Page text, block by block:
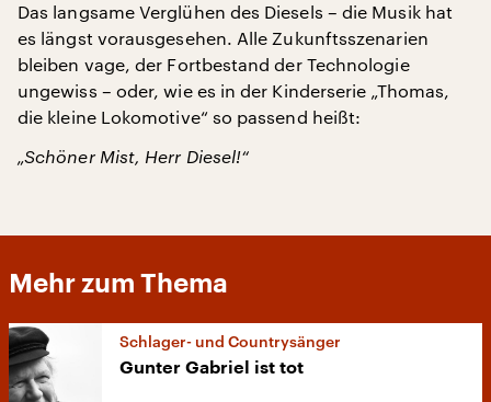
Das langsame Verglühen des Diesels – die Musik hat
es längst vorausgesehen. Alle Zukunftsszenarien
bleiben vage, der Fortbestand der Technologie
ungewiss – oder, wie es in der Kinderserie „Thomas,
die kleine Lokomotive“ so passend heißt:
„Schöner Mist, Herr Diesel!“
Mehr zum Thema
Schlager- und Countrysänger
Gunter Gabriel ist tot